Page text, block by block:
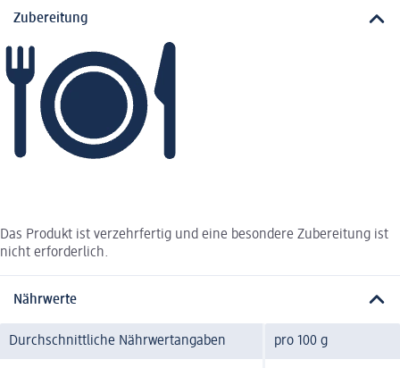
Zubereitung
Das Produkt ist verzehrfertig und eine besondere Zubereitung ist
nicht erforderlich.
Nährwerte
Durchschnittliche Nährwertangaben pro 100 g